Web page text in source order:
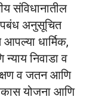
संविधानातील
अनुसूचित
धार्मिक,
निवाडा व
व जतन आणि
योजना आणि